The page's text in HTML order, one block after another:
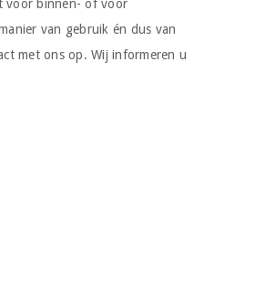
voor binnen- of voor
van gebruik én dus van
met ons op. Wij informeren u